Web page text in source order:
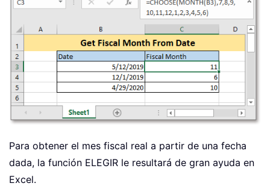
Para obtener el mes fiscal real a partir de una fecha
dada, la función ELEGIR le resultará de gran ayuda en
Excel.